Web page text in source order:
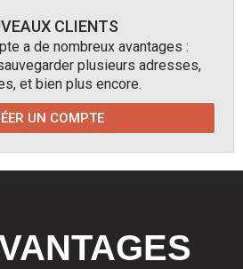
CLIENTS
a de nombreux avantages :
plusieurs adresses,
et bien plus encore.
UN COMPTE